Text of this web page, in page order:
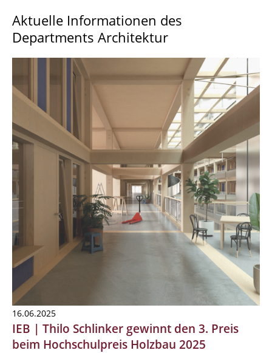
Aktuelle Informationen des
Departments Architektur
16.06.2025
IEB | Thilo Schlinker gewinnt den 3. Preis
beim Hochschulpreis Holzbau 2025